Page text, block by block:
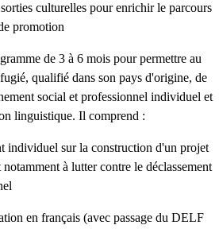
culturelles pour enrichir le parcours
promotion
de 3 à 6 mois pour permettre au
qualifié dans son pays d'origine, de
social et professionnel individuel et
linguistique. Il comprend :
individuel sur la construction d'un projet
à lutter contre le déclassement
en français (avec passage du DELF